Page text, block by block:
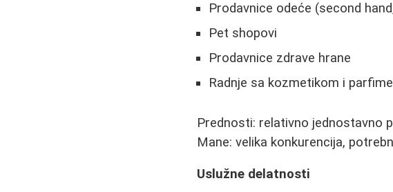
Prodavnice odeće (second
Pet shopovi
Prodavnice zdrave hrane
Radnje sa kozmetikom i
Prednosti: relativno jednostavno
Mane: velika konkurencija,
Uslužne delatnosti